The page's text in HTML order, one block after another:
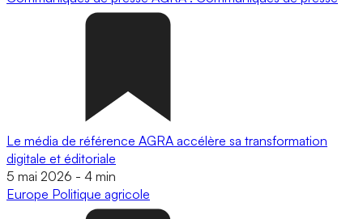
Le média de référence AGRA accélère sa transformation
digitale et éditoriale
5 mai 2026 - 4 min
Europe Politique agricole